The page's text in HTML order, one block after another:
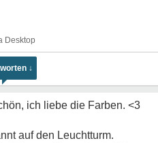
↓
ich liebe die Farben. <3
auf den Leuchtturm.